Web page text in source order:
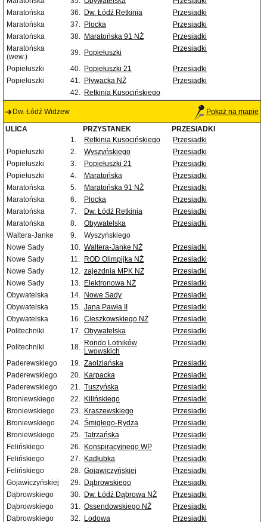
Maratońska
36. Dw. Łódź Retkinia
Przesiadki
Maratońska
37. Plocka
Przesiadki
Maratońska
38. Maratońska 91 NŻ
Przesiadki
Maratońska
(wew.)
39. Popiełuszki Przesiadki
Popiełuszki 40. Popiełuszki 21
Przesiadki
Popiełuszki
41. Pływacka NŻ
Przesiadki
42. Retkinia Kusocińskiego
Dw. Łódź Widzew Pokaż na mapie
ULICA PRZYSTANEK
PRZESIADKI
1.
Retkinia Kusocińskiego
Przesiadki
Popiełuszki
2. Wyszyńskiego
Przesiadki
Popiełuszki
3. Popiełuszki 21
Przesiadki
Popiełuszki
4. Maratońska
Przesiadki
Maratońska
5. Maratońska 91 NŻ
Przesiadki
Maratońska
6. Plocka
Przesiadki
Maratońska
7. Dw. Łódź Retkinia
Przesiadki
Maratońska
8. Obywatelska
Przesiadki
Waltera-Janke
9.
Wyszyńskiego
Nowe Sady
10. Waltera-Janke NŻ
Przesiadki
Nowe Sady
11. ROD Olimpijka NŻ
Przesiadki
Nowe Sady
12. zajezdnia MPK NŻ
Przesiadki
Nowe Sady
13. Elektronowa NŻ
Przesiadki
Obywatelska
14. Nowe Sady
Przesiadki
Obywatelska
15. Jana Pawła II
Przesiadki
Obywatelska
16. Cieszkowskiego NŻ
Przesiadki
Politechniki
17. Obywatelska
Przesiadki
Politechniki
18. Rondo Lotników
Lwowskich
Przesiadki
Paderewskiego 19. Zaolziańska
Przesiadki
Paderewskiego
20. Karpacka
Przesiadki
Paderewskiego
21. Tuszyńska
Przesiadki
Broniewskiego
22. Kilińskiego
Przesiadki
Broniewskiego
23. Kraszewskiego
Przesiadki
Broniewskiego
24. Śmigłego-Rydza
Przesiadki
Broniewskiego
25. Tatrzańska
Przesiadki
Felińskiego
26. Konspiracyjnego WP
Przesiadki
Felińskiego
27. Kadłubka
Przesiadki
Felińskiego
28. Gojawiczyńskiej
Przesiadki
Gojawiczyńskiej
29. Dąbrowskiego
Przesiadki
Dąbrowskiego
30. Dw. Łódź Dąbrowa NŻ
Przesiadki
Dąbrowskiego
31. Ossendowskiego NŻ
Przesiadki
Dąbrowskiego
32. Lodowa Przesiadki